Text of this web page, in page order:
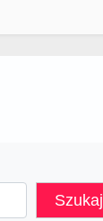
Szukaj